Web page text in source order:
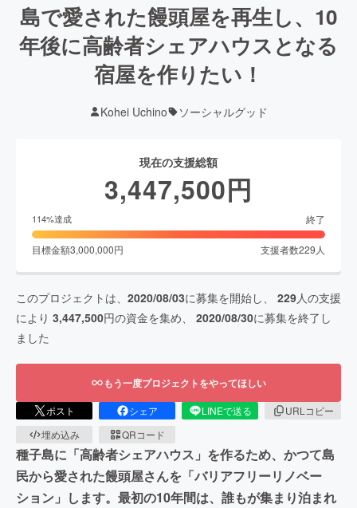
島で愛された饅頭屋を再生し、10
年後に高齢者シェアハウスとなる
宿屋を作りたい！
Kohei Uchino ソーシャルグッド
現在の支援総額
3,447,500円
114%達成 終了
目標金額3,000,000円 支援者数229 人
このプロジェクトは、 2020/08/03に募集を開始し、 229人の支援
により 3,447,500円の資金を集め、 2020/08/30に募集を終了し
ました
もう一度プロジェクトをやってほしい
ポスト シェア LINEで送る
URLコピー
埋め込み
QRコード
種子島に「高齢者シェアハウス」を作るため、かつて島
民から愛された饅頭屋さんを「バリアフリーリノベー
ション」します。最初の10年間は、誰もが集まり泊まれ